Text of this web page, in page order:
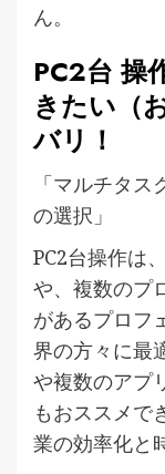
ん。
PC2台 操
きたい（
バリ！
「マルチタ
の選択」
PC2台操作は
や、複数のプ
があるプロフ
界の方々に最
や複数のアプ
もおススメで
業の効率化と